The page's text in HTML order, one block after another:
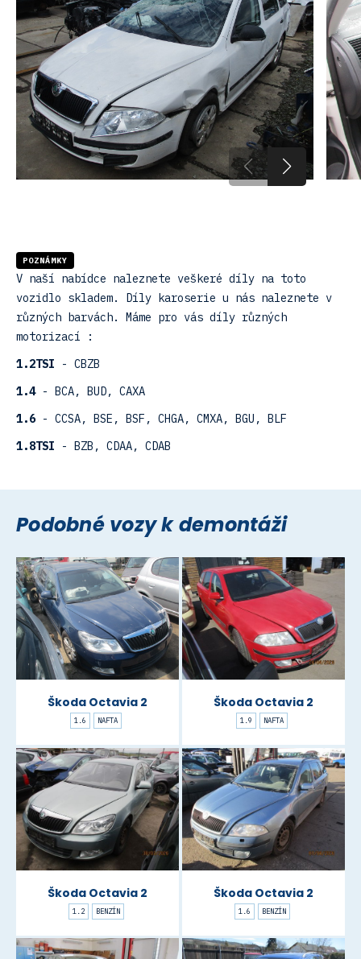
POZNÁMKY
V naší nabídce naleznete veškeré díly na toto
vozidlo skladem. Díly karoserie u nás naleznete v
různých barvách. Máme pro vás díly různých
motorizací :
1.2TSI - CBZB
1.4- BCA, BUD, CAXA
1.6- CCSA, BSE, BSF, CHGA, CMXA, BGU, BLF
1.8TSI
- BZB, CDAA, CDAB
Podobné vozy k demontáži
Škoda Octavia 2
1.6 NAFTA
Škoda Octavia 2
1.9 NAFTA
Škoda Octavia 2
1.2 BENZÍN
Škoda Octavia 2
1.6 BENZÍN